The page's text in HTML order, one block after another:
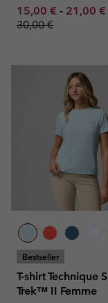
Minimum sale
15,00 € - 21,00 €
30,00 €
Bestseller
T-shirt Technique
Trek™ II Femme